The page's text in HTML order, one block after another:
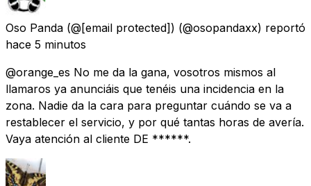
Oso Panda (@[email protected]) (@osopandaxx) reportó
hace 5 minutos
@orange_es No me da la gana, vosotros mismos al
llamaros ya anunciáis que tenéis una incidencia en la
zona. Nadie da la cara para preguntar cuándo se va a
restablecer el servicio, y por qué tantas horas de avería.
Vaya atención al cliente DE ******.